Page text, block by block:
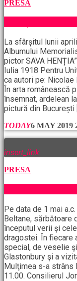
PRESA
Apariție editorială
La sfârșitul lunii
Albumului
pictor SAVA
Iulia 1918 Pentru
ca autori pe: Nicolae
În arta românească
însemnat, ardelean
pictură din București
TODAY6 MAY 2019
insert_link
PRESA
1 Mai sărbătorit
Pe data de 1 mai
Beltane, sărbătoare
începutul verii şi
dragostei. În fiecare
special, de veselie
Glastonbury şi a
Mulţimea s-a strâns
11.00. Consilierul